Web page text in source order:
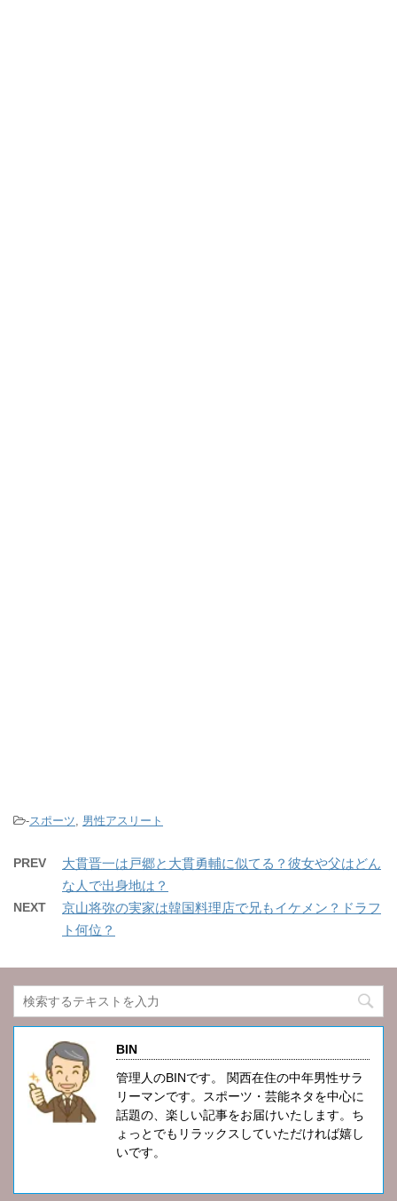
-スポーツ 男性アスリート
PREV
大貫晋一は戸郷と大貫勇輔に似てる？彼女や父はどん
な人で出身地は？
NEXT
京山将弥の実家は韓国料理店で兄もイケメン？ドラフ
ト何位？
BIN
管理人のBINです。 関西在住の中年男性サラ
リーマンです。スポーツ・芸能ネタを中心に
話題の、楽しい記事をお届けいたします。ち
ょっとでもリラックスしていただければ嬉し
いです。